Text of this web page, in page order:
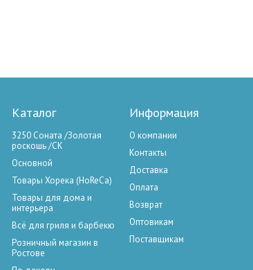
Каталог
3250 Соната /Золотая
роскошь /СК
Основной
Товары Хорека (HoReCa)
Товары для дома и
интерьера
Всё для гриля и барбекю
Розничный магазин в
Ростове
Информация
О компании
Контакты
Доставка
Оплата
Возврат
Оптовикам
Поставщикам